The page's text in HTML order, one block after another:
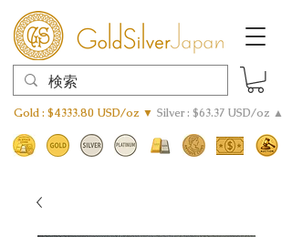
Gold : $4333.80 USD/oz ▼ Silver : $63.37 USD/oz ▲